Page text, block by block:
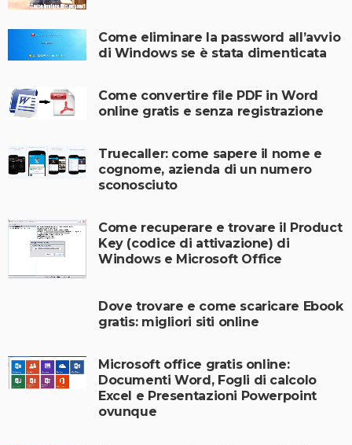
Come eliminare la password all’avvio
di Windows se è stata dimenticata
Come convertire file PDF in Word
online gratis e senza registrazione
Truecaller: come sapere il nome e
cognome, azienda di un numero
sconosciuto
Come recuperare e trovare il Product
Key (codice di attivazione) di
Windows e Microsoft Office
Dove trovare e come scaricare Ebook
gratis: migliori siti online
Microsoft office gratis online:
Documenti Word, Fogli di calcolo
Excel e Presentazioni Powerpoint
ovunque